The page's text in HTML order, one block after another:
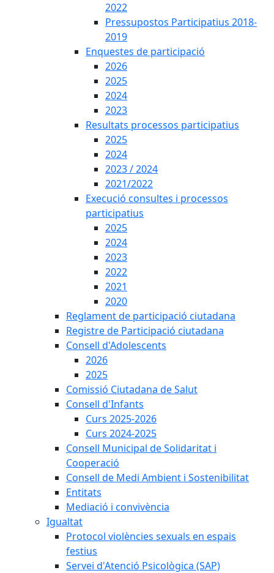
2022
Pressupostos Participatius 2018-
2019
Enquestes de participació
2026
2025
2024
2023
Resultats processos participatius
2025
2024
2023 / 2024
2021/2022
Execució consultes i processos
participatius
2025
2024
2023
2022
2021
2020
Reglament de participació ciutadana
Registre de Participació ciutadana
Consell d'Adolescents
2026
2025
Comissió Ciutadana de Salut
Consell d'Infants
Curs 2025-2026
Curs 2024-2025
Consell Municipal de Solidaritat i
Cooperació
Consell de Medi Ambient i Sostenibilitat
Entitats
Mediació i convivència
Igualtat
Protocol violències sexuals en espais
festius
Servei d'Atenció Psicològica (SAP)